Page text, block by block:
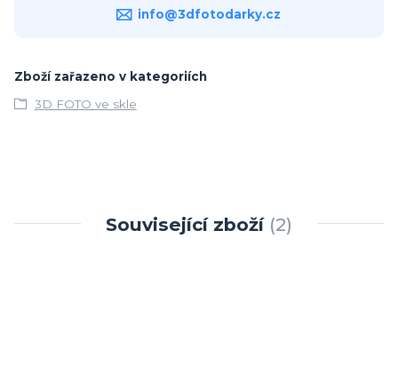
info@3dfotodarky.cz
Zboží zařazeno v kategoriích
3D FOTO ve skle
Související zboží 2